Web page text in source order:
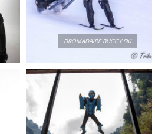
DROMADAIRE BUGGY SKI